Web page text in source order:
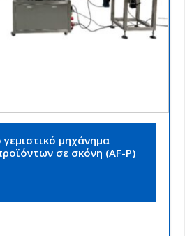
μηχάνημα
σε σκόνη (AF-P)